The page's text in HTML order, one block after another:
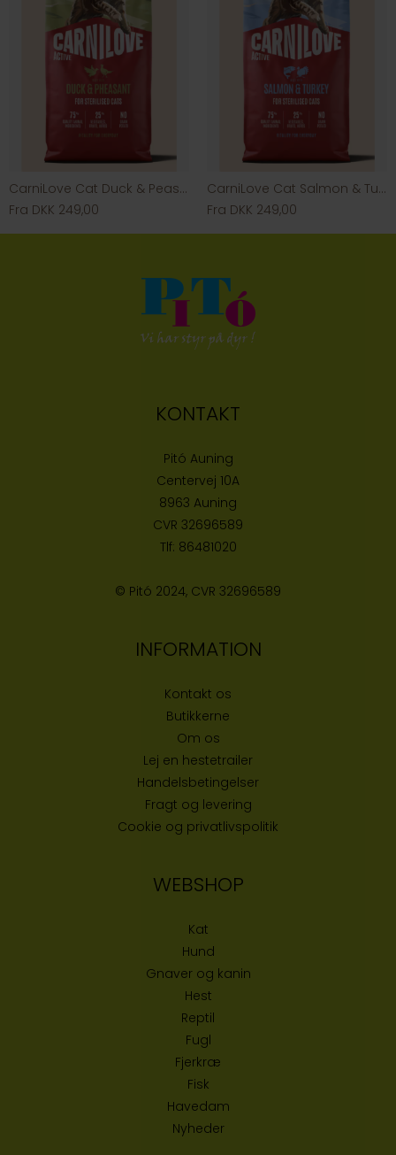
CarniLove Cat Duck & Peasant
Fra DKK 249,00
CarniLove Cat Salmon & Turkey
Fra DKK 249,00
KONTAKT
Pitó Auning
Centervej 10A
8963 Auning
CVR 32696589
Tlf: 86481020
© Pitó 2024, CVR 32696589
INFORMATION
Kontakt os
Butikkerne
Om os
Lej en hestetrailer
Handelsbetingelser
Fragt og levering
Cookie og privatlivspolitik
WEBSHOP
Kat
Hund
Gnaver og kanin
Hest
Reptil
Fugl
Fjerkræ
Fisk
Havedam
Nyheder